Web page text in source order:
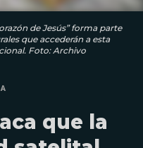
de Jesús” forma parte
que accederán a esta
Foto: Archivo
que la